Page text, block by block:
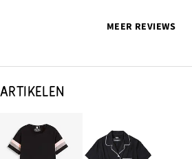
MEER REVIEWS